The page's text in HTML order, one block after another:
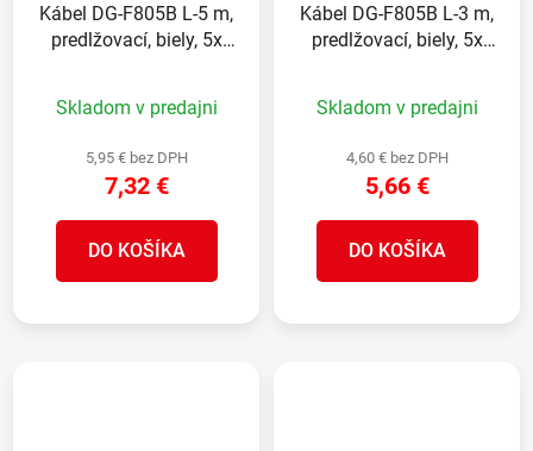
Kábel DG-F805B L-5 m,
predlžovací, biely, 5x
Skladom v predajni
5,95 € bez DPH
7,32 €
DO KOŠÍKA
Kábel DG-F805B L-3 m,
predlžovací, biely, 5x
Skladom v predajni
4,60 € bez DPH
5,66 €
DO KOŠÍKA